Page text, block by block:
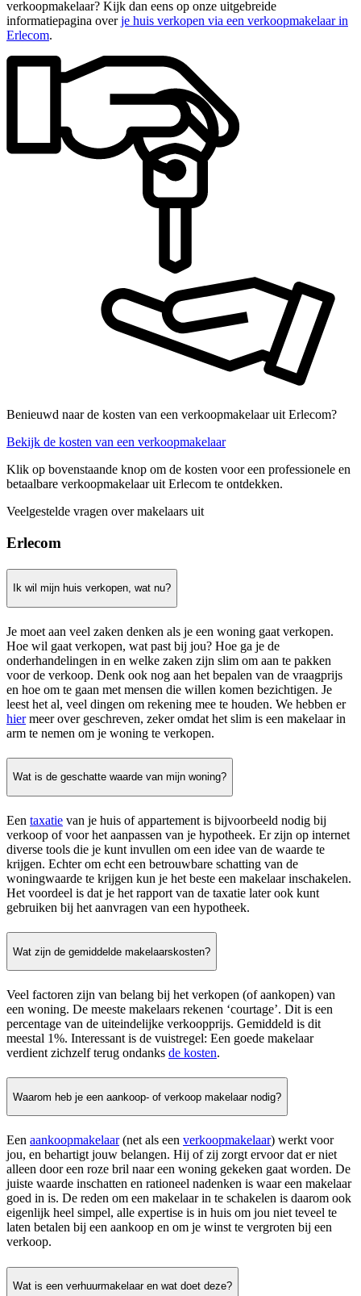
verkoopmakelaar? Kijk dan eens op onze uitgebreide
informatiepagina overje huis verkopen via een verkoopmakelaar in
Erlecom.
Benieuwd naar de kosten van een verkoopmakelaar uit Erlecom?
Bekijk de kosten van een verkoopmakelaar
Klik op bovenstaande knop om de kosten voor een professionele en
betaalbare verkoopmakelaar uit Erlecom te ontdekken.
Veelgestelde vragen over makelaars uit
Erlecom
Ik wil mijn huis verkopen, wat nu?
Je moet aan veel zaken denken als je een woning gaat verkopen.
Hoe wil gaat verkopen, wat past bij jou? Hoe ga je de
onderhandelingen in en welke zaken zijn slim om aan te pakken
voor de verkoop. Denk ook nog aan het bepalen van de vraagprijs
en hoe om te gaan met mensen die willen komen bezichtigen. Je
leest het al, veel dingen om rekening mee te houden. We hebben er
hiermeer over geschreven, zeker omdat het slim is een makelaar in
arm te nemen om je woning te verkopen.
Wat is de geschatte waarde van mijn woning?
Een taxatie van je huis of appartement is bijvoorbeeld nodig bij
verkoop of voor het aanpassen van je hypotheek. Er zijn op internet
diverse tools die je kunt invullen om een idee van de waarde te
krijgen. Echter om echt een betrouwbare schatting van de
woningwaarde te krijgen kun je het beste een makelaar inschakelen.
Het voordeel is dat je het rapport van de taxatie later ook kunt
gebruiken bij het aanvragen van een hypotheek.
Wat zijn de gemiddelde makelaarskosten?
Veel factoren zijn van belang bij het verkopen (of aankopen) van
een woning. De meeste makelaars rekenen ‘courtage’. Dit is een
percentage van de uiteindelijke verkoopprijs. Gemiddeld is dit
meestal 1%. Interessant is de vuistregel: Een goede makelaar
verdient zichzelf terug ondanks de kosten.
Waarom heb je een aankoop- of verkoop makelaar nodig?
Een aankoopmakelaar(net als een verkoopmakelaar) werkt voor
jou, en behartigt jouw belangen. Hij of zij zorgt ervoor dat er niet
alleen door een roze bril naar een woning gekeken gaat worden. De
juiste waarde inschatten en rationeel nadenken is waar een makelaar
goed in is. De reden om een makelaar in te schakelen is daarom ook
eigenlijk heel simpel, alle expertise is in huis om jou niet teveel te
laten betalen bij een aankoop en om je winst te vergroten bij een
verkoop.
Wat is een verhuurmakelaar en wat doet deze?